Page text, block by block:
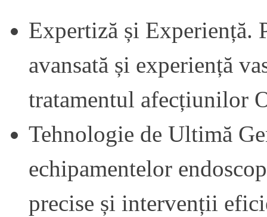
Expertiză și Experiență.
avansată și experiență
tratamentul afecțiunilor
Tehnologie de Ultimă
echipamentelor
precise și intervenții